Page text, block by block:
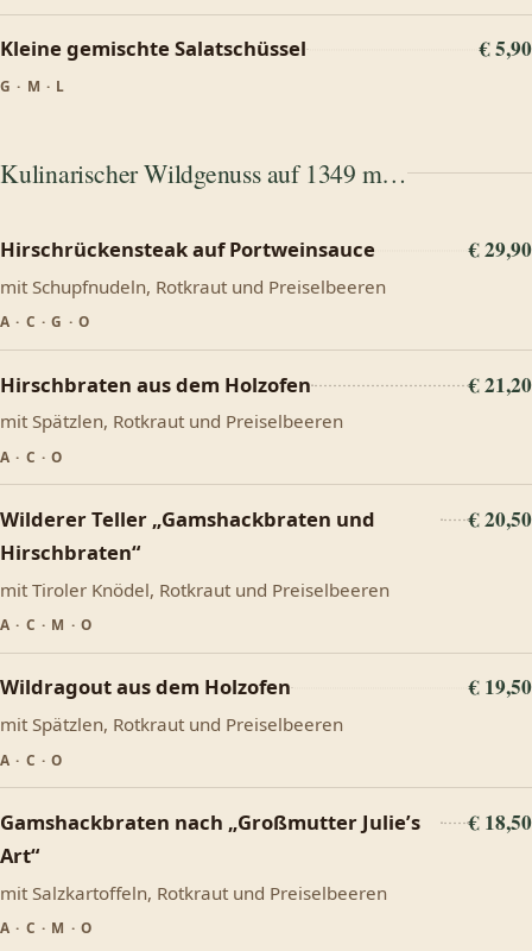
Kleine gemischte Salatschüssel € 5,90
G · M · L
Kulinarischer Wildgenuss auf 1349 m…
Hirschrückensteak auf Portweinsauce € 29,90
mit Schupfnudeln, Rotkraut und Preiselbeeren
A · C · G · O
Hirschbraten aus dem Holzofen € 21,20
mit Spätzlen, Rotkraut und Preiselbeeren
A · C · O
Wilderer Teller „Gamshackbraten und
Hirschbraten“
€ 20,50
mit Tiroler Knödel, Rotkraut und Preiselbeeren
A · C · M · O
Wildragout aus dem Holzofen € 19,50
mit Spätzlen, Rotkraut und Preiselbeeren
A · C · O
Gamshackbraten nach „Großmutter Julie’s
Art“
€ 18,50
mit Salzkartoffeln, Rotkraut und Preiselbeeren
A · C · M · O